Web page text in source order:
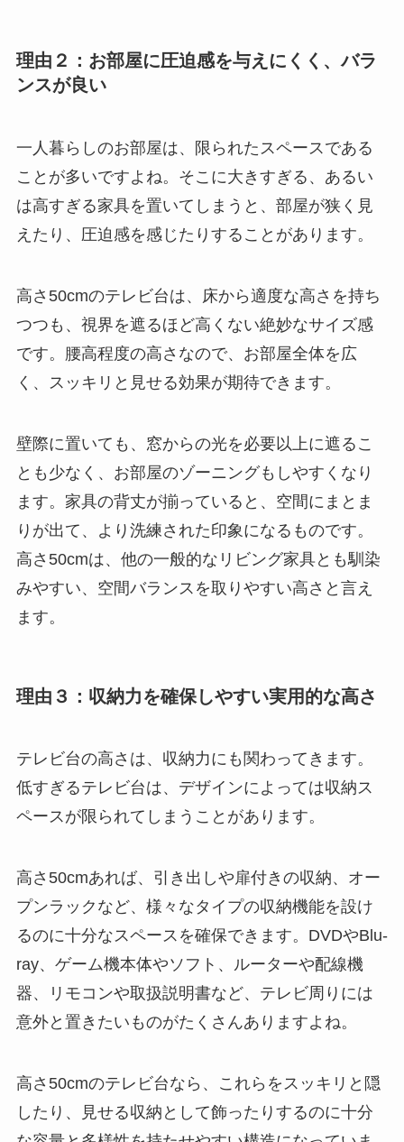
理由２：お部屋に圧迫感を与えにくく、バラ
ンスが良い
一人暮らしのお部屋は、限られたスペースである
ことが多いですよね。そこに大きすぎる、あるい
は高すぎる家具を置いてしまうと、部屋が狭く見
えたり、圧迫感を感じたりすることがあります。
高さ50cmのテレビ台は、床から適度な高さを持ち
つつも、視界を遮るほど高くない絶妙なサイズ感
です。腰高程度の高さなので、お部屋全体を広
く、スッキリと見せる効果が期待できます。
壁際に置いても、窓からの光を必要以上に遮るこ
とも少なく、お部屋のゾーニングもしやすくなり
ます。家具の背丈が揃っていると、空間にまとま
りが出て、より洗練された印象になるものです。
高さ50cmは、他の一般的なリビング家具とも馴染
みやすい、空間バランスを取りやすい高さと言え
ます。
理由３：収納力を確保しやすい実用的な高さ
テレビ台の高さは、収納力にも関わってきます。
低すぎるテレビ台は、デザインによっては収納ス
ペースが限られてしまうことがあります。
高さ50cmあれば、引き出しや扉付きの収納、オー
プンラックなど、様々なタイプの収納機能を設け
るのに十分なスペースを確保できます。DVDやBlu-
ray、ゲーム機本体やソフト、ルーターや配線機
器、リモコンや取扱説明書など、テレビ周りには
意外と置きたいものがたくさんありますよね。
高さ50cmのテレビ台なら、これらをスッキリと隠
したり、見せる収納として飾ったりするのに十分